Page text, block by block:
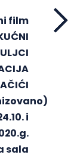
film
i
sala